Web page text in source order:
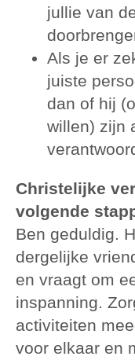
jullie van
Als je er
juiste
dan of hij
willen) zijn
Christelijke
volgende
Ben geduldig.
dergelijke
en vraagt om
inspanning.
activiteiten
voor elkaar en